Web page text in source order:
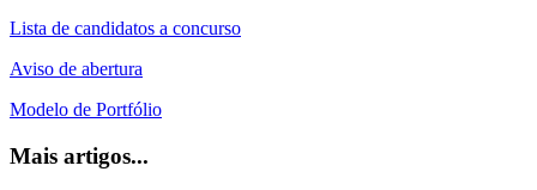
Lista de candidatos a concurso
Aviso de abertura
Modelo de Portfólio
Mais artigos...